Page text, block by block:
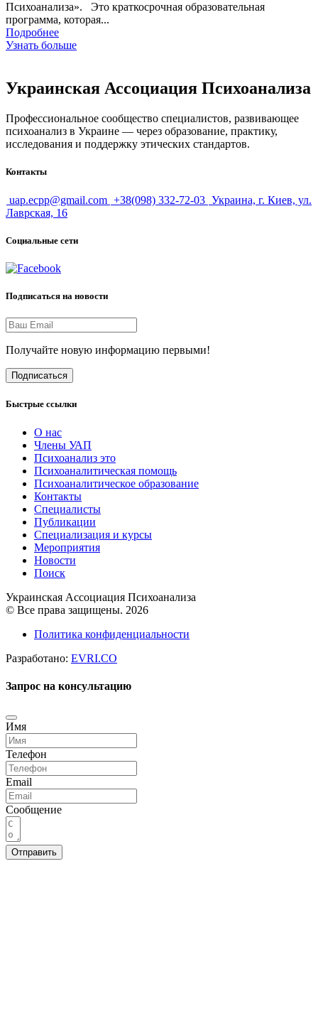
Психоанализа». Это краткосрочная образовательная
программа, которая...
Подробнее
Узнать больше
Украинская Ассоциация Психоанализа
Профессиональное сообщество специалистов, развивающее
психоанализ в Украине — через образование, практику,
исследования и поддержку этических стандартов.
Контакты
uap.ecpp@gmail.com +38(098) 332-72-03 Украина, г. Киев, ул.
Лаврская, 16
Социальные сети
Подписаться на новости
Получайте новую информацию первыми!
Подписаться
Быстрые ссылки
О нас
Члены УАП
Психоанализ это
Психоаналитическая помощь
Психоаналитическое образование
Контакты
Специалисты
Публикации
Специализация и курсы
Мероприятия
Новости
Поиск
Украинская Ассоциация Психоанализа
© Все права защищены. 2026
Политика конфиденциальности
Разработано: EVRI.CO
Запрос на консультацию
Имя
Телефон
Email
Сообщение
Отправить